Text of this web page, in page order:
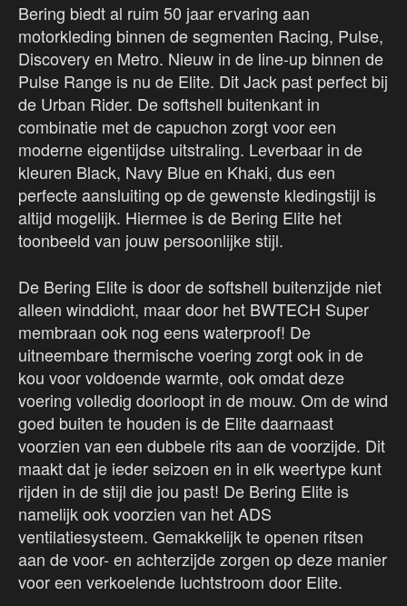
Bering biedt al ruim 50 jaar ervaring aan
motorkleding binnen de segmenten Racing, Pulse,
Discovery en Metro. Nieuw in de line-up binnen de
Pulse Range is nu de Elite. Dit Jack past perfect bij
de Urban Rider. De softshell buitenkant in
combinatie met de capuchon zorgt voor een
moderne eigentijdse uitstraling. Leverbaar in de
kleuren Black, Navy Blue en Khaki, dus een
perfecte aansluiting op de gewenste kledingstijl is
altijd mogelijk. Hiermee is de Bering Elite het
toonbeeld van jouw persoonlijke stijl.
De Bering Elite is door de softshell buitenzijde niet
alleen winddicht, maar door het BWTECH Super
membraan ook nog eens waterproof! De
uitneembare thermische voering zorgt ook in de
kou voor voldoende warmte, ook omdat deze
voering volledig doorloopt in de mouw. Om de wind
goed buiten te houden is de Elite daarnaast
voorzien van een dubbele rits aan de voorzijde. Dit
maakt dat je ieder seizoen en in elk weertype kunt
rijden in de stijl die jou past! De Bering Elite is
namelijk ook voorzien van het ADS
ventilatiesysteem. Gemakkelijk te openen ritsen
aan de voor- en achterzijde zorgen op deze manier
voor een verkoelende luchtstroom door Elite.